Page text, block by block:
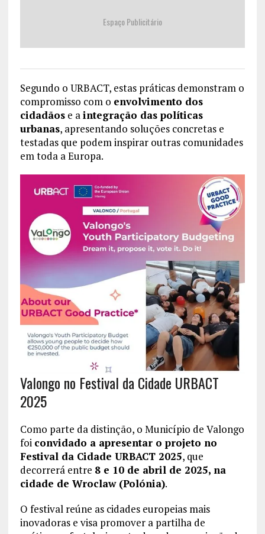
Espaço Publicitário
Segundo o URBACT, estas práticas demonstram o
compromisso com o envolvimento dos
cidadãose aintegração das políticas
urbanas, apresentando soluções concretas e
testadas que podem inspirar outras comunidades
em toda a Europa.
Valongo no Festival da Cidade URBACT
2025
Como parte da distinção, o Município de Valongo
foi convidado a apresentar o projeto no
Festival da Cidade URBACT 2025, que
decorrerá entre 8 e 10 de abril de 2025, na
cidade de Wroclaw (Polónia).
O festival reúne as cidades europeias mais
inovadoras e visa promover a partilha de